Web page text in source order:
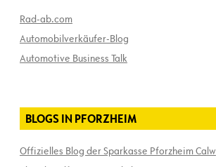
Rad-ab.com
Automobilverkäufer-Blog
Automotive Business Talk
BLOGS IN PFORZHEIM
Offizielles Blog der Sparkasse Pforzheim Calw